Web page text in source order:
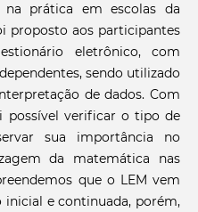
prática em escolas da
proposto aos participantes
eletrônico, com
sendo utilizado
de dados. Com
possível verificar o tipo de
sua importância no
da matemática nas
que o LEM vem
e continuada, porém,